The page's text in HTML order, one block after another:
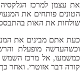
את עצמן למרכז
הטונים פותחים את
שולחות את האות
כעת אתם מבינים את
וכשהעדשה מופעלת
כמשמעו, אל מרכז השמש
קורה דבר אזוטרי. ואחר